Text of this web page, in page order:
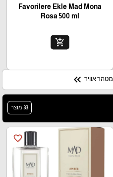
Favorilere Ekle Mad Mona
Rosa 500 ml
add_shopping_cart
מטהר אוויר keyboard_double_arrow_left
33 מוצר
favorite_border